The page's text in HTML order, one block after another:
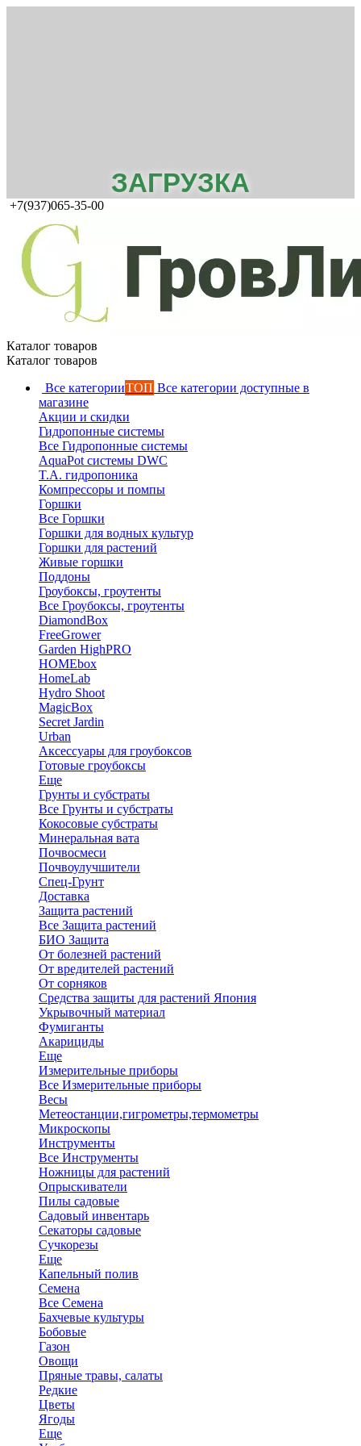
ЗАГРУЗКА
+7(937)065-35-00
Каталог товаров
Каталог товаров
Все категорииТОП Все категории доступные в
магазине
Акции и скидки
Гидропонные системы
Все Гидропонные системы
AquaPot системы DWC
T.A. гидропоника
Компрессоры и помпы
Горшки
Все Горшки
Горшки для водных культур
Горшки для растений
Живые горшки
Поддоны
Гроубоксы, гроутенты
Все Гроубоксы, гроутенты
DiamondBox
FreeGrower
Garden HighPRO
HOMEbox
HomeLab
Hydro Shoot
MagicBox
Secret Jardin
Urban
Аксессуары для гроубоксов
Готовые гроубоксы
Еще
Грунты и субстраты
Все Грунты и субстраты
Кокосовые субстраты
Минеральная вата
Почвосмеси
Почвоулучшители
Спец-Грунт
Доставка
Защита растений
Все Защита растений
БИО Защита
От болезней растений
От вредителей растений
От сорняков
Средства защиты для растений Япония
Укрывочный материал
Фумиганты
Акарициды
Еще
Измерительные приборы
Все Измерительные приборы
Весы
Метеостанции,гигрометры,термометры
Микроскопы
Инструменты
Все Инструменты
Ножницы для растений
Опрыскиватели
Пилы садовые
Садовый инвентарь
Секаторы садовые
Сучкорезы
Еще
Капельный полив
Семена
Все Семена
Бахчевые культуры
Бобовые
Газон
Овощи
Пряные травы, салаты
Редкие
Цветы
Ягоды
Еще